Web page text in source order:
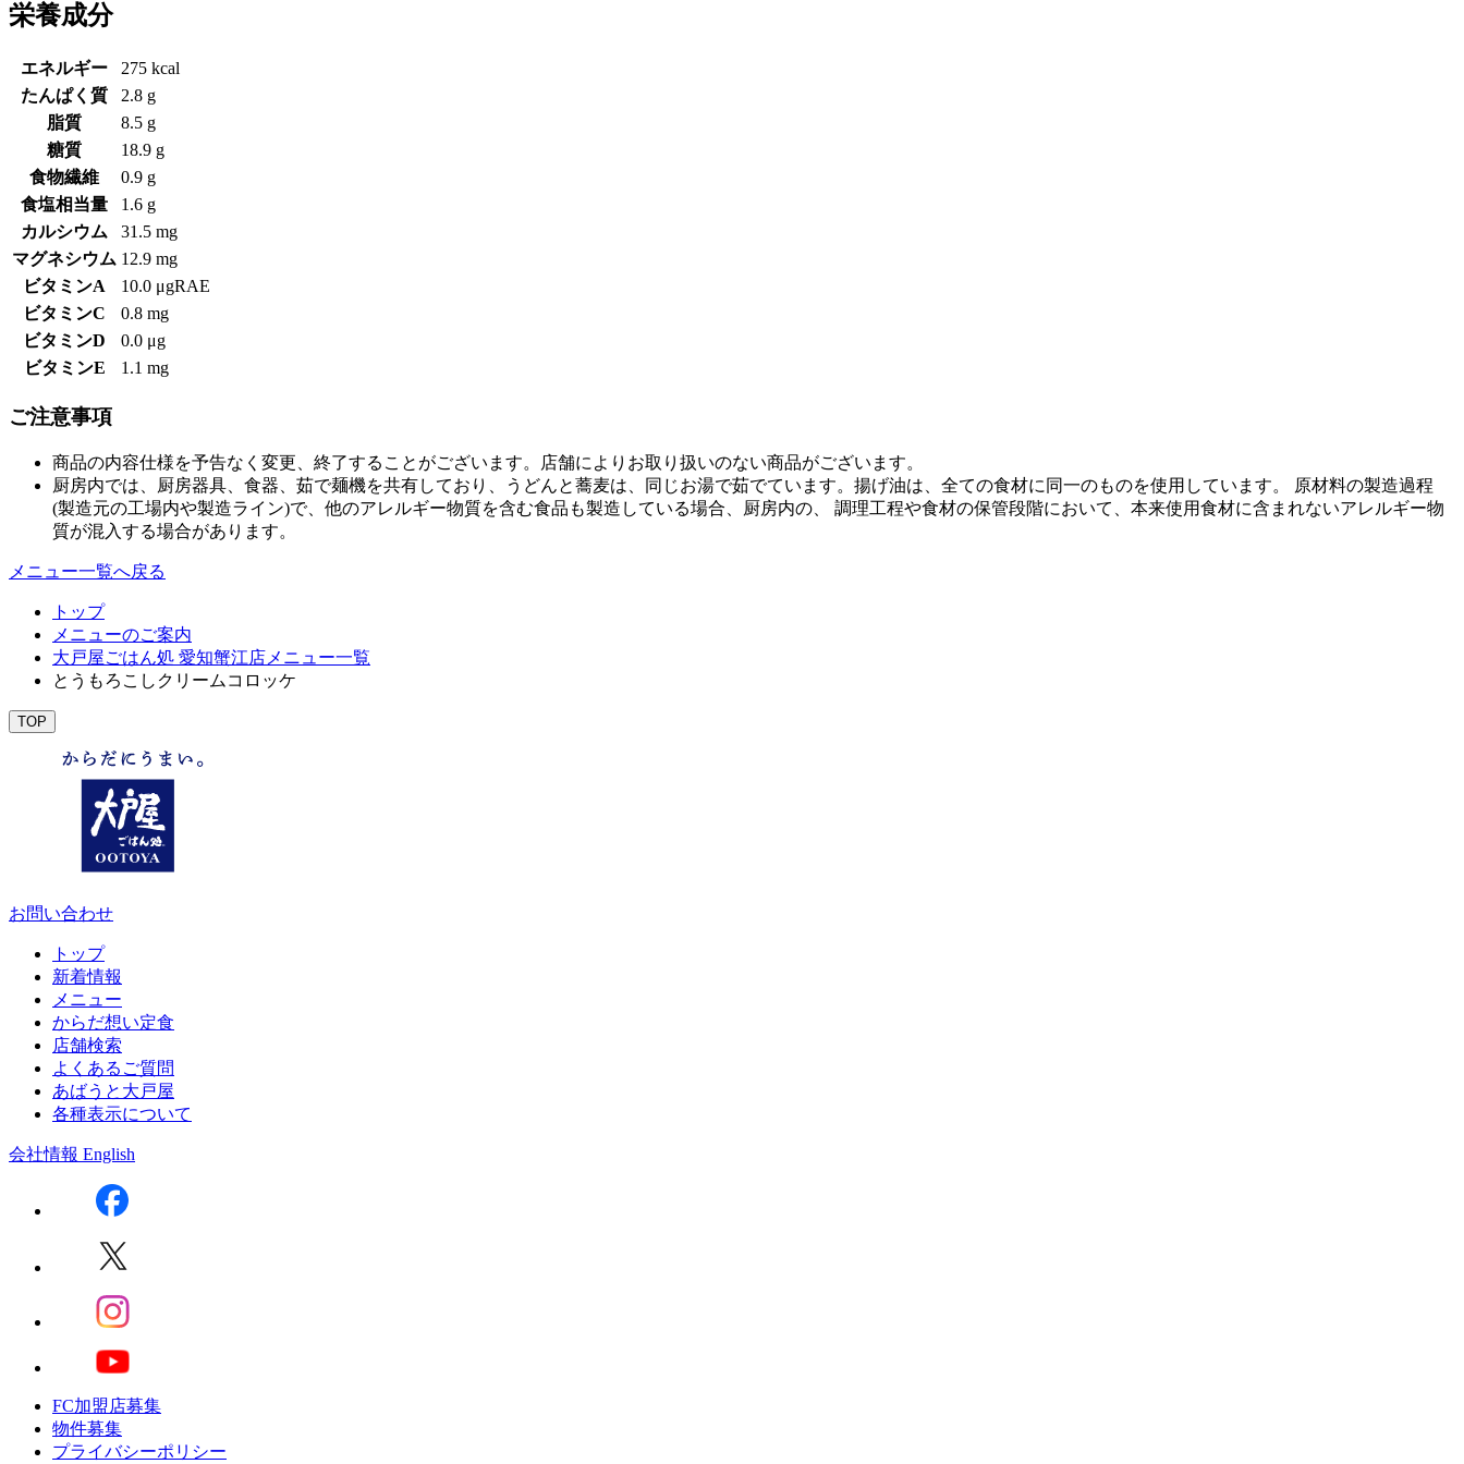
栄養成分
エネルギー
275 kcal
たんぱく質
2.8 g
脂質
8.5 g
糖質
18.9 g
食物繊維
0.9 g
食塩相当量
1.6 g
カルシウム
31.5 mg
マグネシウム 12.9 mg
ビタミンA
10.0 μgRAE
ビタミンC
0.8 mg
ビタミンD
0.0 μg
ビタミンE
1.1 mg
ご注意事項
商品の内容仕様を予告なく変更、終了することがございます。店舗によりお取り扱いのない商品がございます。
厨房内では、厨房器具、食器、茹で麺機を共有しており、うどんと蕎麦は、同じお湯で茹でています。揚げ油は、全ての食材に同一のものを使用しています。 原材料の製造過程
(製造元の工場内や製造ライン)で、他のアレルギー物質を含む食品も製造している場合、厨房内の、 調理工程や食材の保管段階において、本来使用食材に含まれないアレルギー物
質が混入する場合があります。
メニュー一覧へ戻る
トップ
メニューのご案内
大戸屋ごはん処 愛知蟹江店メニュー一覧
とうもろこしクリームコロッケ
TOP
お問い合わせ
トップ
新着情報
メニュー
からだ想い定食
店舗検索
よくあるご質問
あばうと大戸屋
各種表示について
会社情報 English
FC加盟店募集
物件募集
プライバシーポリシー